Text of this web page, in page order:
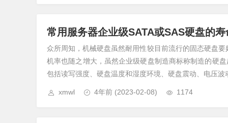
常用服务器企业级SATA或SAS硬盘的寿
众所周知，机械硬盘虽然耐用性较目前流行的固态硬盘
机率也随之增大，虽然企业级硬盘制造商标称制造的硬
包括读写强度、硬盘温度和湿度环境、硬盘震动、电压
xmwl 4年前 (2023-02-08) 1174